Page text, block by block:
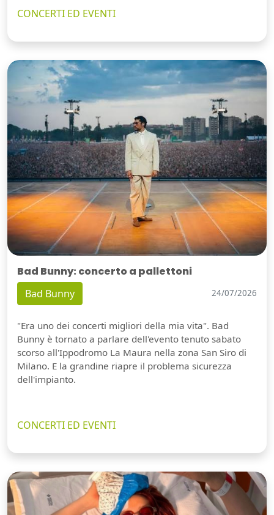
CONCERTI ED EVENTI
Bad Bunny: concerto a pallettoni
Bad Bunny 24/07/2026
"Era uno dei concerti migliori della mia vita". Bad
Bunny è tornato a parlare dell'evento tenuto sabato
scorso all'Ippodromo La Maura nella zona San Siro di
Milano. E la grandine riapre il problema sicurezza
dell'impianto.
CONCERTI ED EVENTI